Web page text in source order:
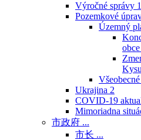
Výročné správy
Pozemkové
Územný
obce
Ukrajina 2
COVID-19
Mimoriadna
市政府 ...
市长 ...